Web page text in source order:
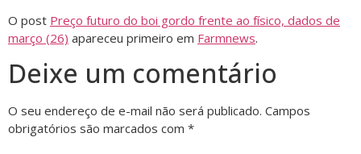
O post Preço futuro do boi gordo frente ao físico, dados de
março (26) apareceu primeiro em Farmnews.
Deixe um comentário
O seu endereço de e-mail não será publicado. Campos
obrigatórios são marcados com *